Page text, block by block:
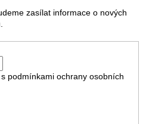
zasílat informace o nových
podmínkami ochrany osobních